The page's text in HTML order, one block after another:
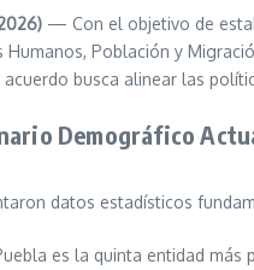
— Con el objetivo de
Población y
acuerdo busca alinear las
Demográfico
datos estadísticos
es la quinta entidad más